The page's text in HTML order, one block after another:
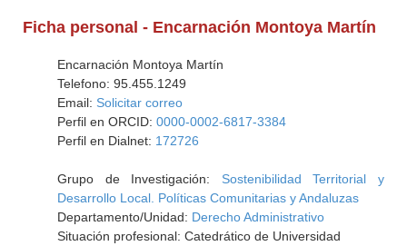
Ficha personal - Encarnación Montoya Martín
Encarnación Montoya Martín
Telefono: 95.455.1249
Email: Solicitar correo
Perfil en ORCID: 0000-0002-6817-3384
Perfil en Dialnet: 172726
Grupo de Investigación: Sostenibilidad Territorial y
Desarrollo Local. Políticas Comunitarias y Andaluzas
Departamento/Unidad: Derecho Administrativo
Situación profesional: Catedrático de Universidad